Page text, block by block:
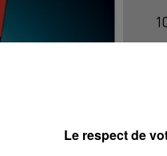
Le respect de